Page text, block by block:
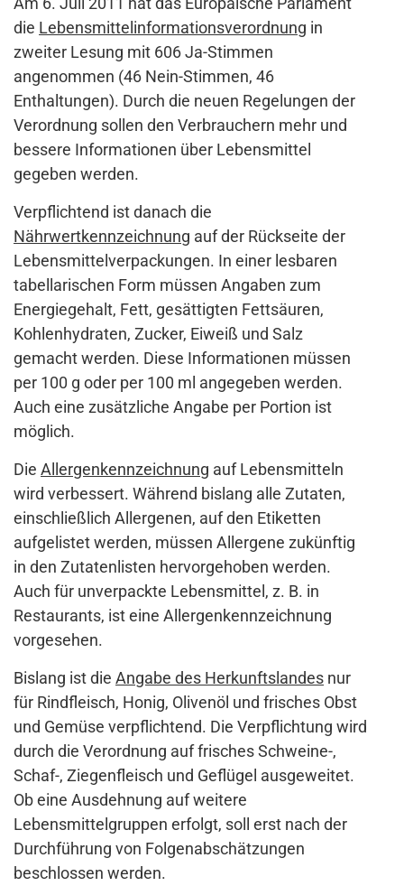
die Lebensmittelinformationsverordnung in
zweiter Lesung mit 606 Ja-Stimmen
angenommen (46 Nein-Stimmen, 46
Enthaltungen). Durch die neuen Regelungen der
Verordnung sollen den Verbrauchern mehr und
bessere Informationen über Lebensmittel
gegeben werden.
Verpflichtend ist danach die
Nährwertkennzeichnung auf der Rückseite der
Lebensmittelverpackungen. In einer lesbaren
tabellarischen Form müssen Angaben zum
Energiegehalt, Fett, gesättigten Fettsäuren,
Kohlenhydraten, Zucker, Eiweiß und Salz
gemacht werden. Diese Informationen müssen
per 100 g oder per 100 ml angegeben werden.
Auch eine zusätzliche Angabe per Portion ist
möglich.
Die Allergenkennzeichnung auf Lebensmitteln
wird verbessert. Während bislang alle Zutaten,
einschließlich Allergenen, auf den Etiketten
aufgelistet werden, müssen Allergene zukünftig
in den Zutatenlisten hervorgehoben werden.
Auch für unverpackte Lebensmittel, z. B. in
Restaurants, ist eine Allergenkennzeichnung
vorgesehen.
Bislang ist die Angabe des Herkunftslandes nur
für Rindfleisch, Honig, Olivenöl und frisches Obst
und Gemüse verpflichtend. Die Verpflichtung wird
durch die Verordnung auf frisches Schweine-,
Schaf-, Ziegenfleisch und Geflügel ausgeweitet.
Ob eine Ausdehnung auf weitere
Lebensmittelgruppen erfolgt, soll erst nach der
Durchführung von Folgenabschätzungen
beschlossen werden.